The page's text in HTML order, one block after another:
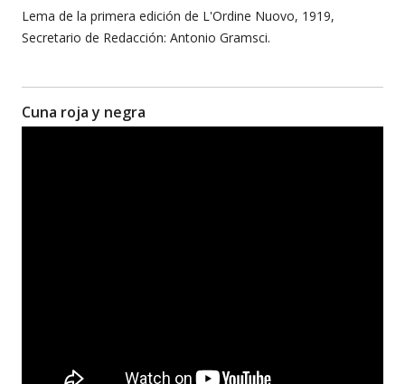
Lema de la primera edición de L'Ordine Nuovo, 1919,
Secretario de Redacción: Antonio Gramsci.
Cuna roja y negra